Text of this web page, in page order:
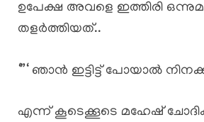
ഉപേക്ഷ അവളെ ഇത്തിരി
തളർത്തിയത്..
‘”‘ ഞാൻ ഇട്ടിട്ട് പോയാൽ
എന്ന് കൂടെക്കൂടെ മഹേഷ്